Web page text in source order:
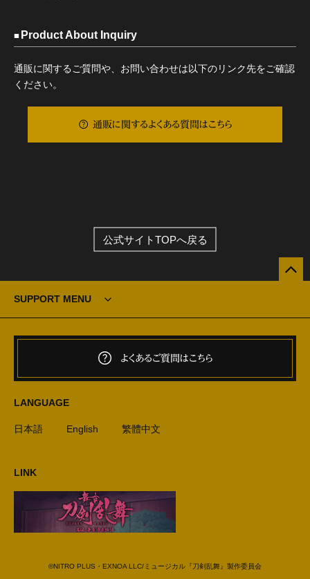
Product About Inquiry
通販に関するご質問や、お問い合わせは以下のリンク先をご確認
ください。
通販に関するよくある質問はこちら
公式サイトTOPへ戻る
SUPPORT MENU
よくあるご質問はこちら
LANGUAGE
日本語 English 繁體中文
LINK
©NITRO PLUS・EXNOA LLC/ミュージカル『刀剣乱舞』製作委員会